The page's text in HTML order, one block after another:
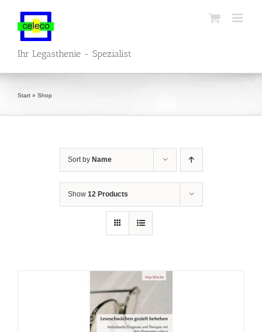
content
Ihr Legasthenie - Spezialist
Start » Shop
Sort by Name
Show 12 Products